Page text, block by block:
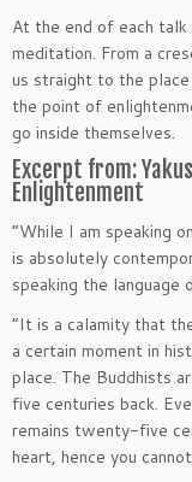
At the end of each
meditation. From a
us straight to the
the point of
go inside themselves.
Excerpt from:
Enlightenment
“While I am speaking
is absolutely
speaking the language
“It is a calamity that
a certain moment in
place. The Buddhists
five centuries back.
remains twenty-five
heart, hence you